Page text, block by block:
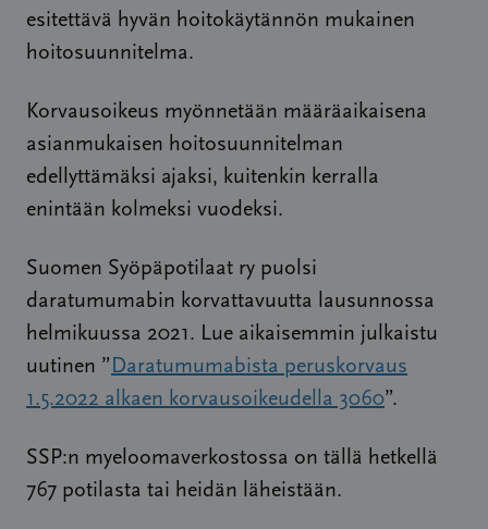
esitettävä hyvän hoitokäytännön mukainen
hoitosuunnitelma.
Korvausoikeus myönnetään määräaikaisena
asianmukaisen hoitosuunnitelman
edellyttämäksi ajaksi, kuitenkin kerralla
enintään kolmeksi vuodeksi.
Suomen Syöpäpotilaat ry puolsi
daratumumabin korvattavuutta lausunnossa
helmikuussa 2021. Lue aikaisemmin julkaistu
uutinen ” Daratumumabista peruskorvaus
1.5.2022 alkaen korvausoikeudella 3060”.
SSP:n myeloomaverkostossa on tällä hetkellä
767 potilasta tai heidän läheistään.